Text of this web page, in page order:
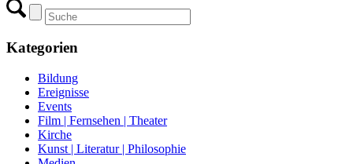
Kategorien
Bildung
Ereignisse
Events
Film | Fernsehen | Theater
Kirche
Kunst | Literatur | Philosophie